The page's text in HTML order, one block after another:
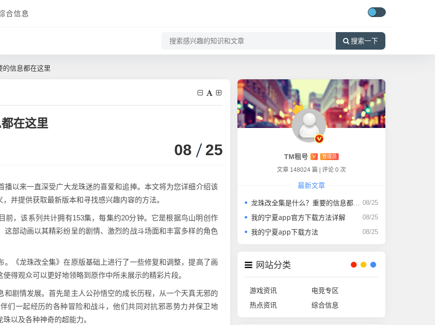
合信息
搜索一下
的信息都在这里
在这里
08 25
播以来一直深受广大龙珠迷的喜爱和追捧。本文将为您详细介绍该
并提供获取最新版本和寻找感兴趣内容的方法。
前，该系列共计拥有153集，每集约20分钟。它是根据鸟山明创作
部动画以其精彩纷呈的剧情、激烈的战斗场面和丰富多样的角色
《龙珠改全集》在原版基础上进行了一些修复和调整，提高了画
得观众可以更好地领略到原作中所未展示的精彩片段。
剧情发展。首先是主人公孙悟空的成长历程，从一个天真无邪的
们一起经历的各种冒险和战斗，他们共同对抗邪恶势力并保卫地
以及各种神奇的超能力。
TM租号 V 管理员
文章 148024 篇 评论 0 次
最新文章
08/25
龙珠改全集是什么？重要的信息都在这里
08/25
我的宁夏app官方下载方法详解
08/25
我的宁夏app下载方法
网站分类
游戏资讯
电竞专区
热点资讯
综合信息